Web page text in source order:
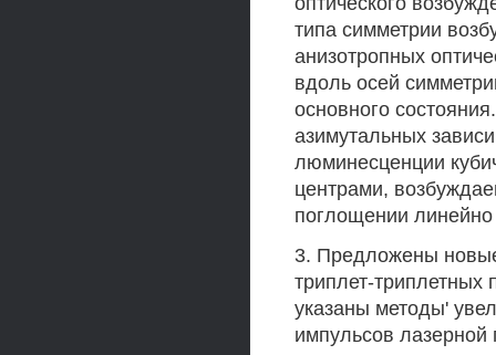
типа симметрии
анизотропных
вдоль осей
основного
азимутальных
люминесценции
центрами,
поглощении линейно
3. Предложены
триплет-триплетных
указаны методы'
импульсов лазерной